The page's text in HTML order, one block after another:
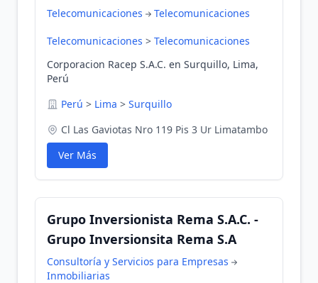
Telecomunicaciones Telecomunicaciones
Telecomunicaciones > Telecomunicaciones
Corporacion Racep S.A.C. en Surquillo, Lima,
Perú
Perú > Lima > Surquillo
Cl Las Gaviotas Nro 119 Pis 3 Ur Limatambo
Ver Más
Grupo Inversionista Rema S.A.C. -
Grupo Inversionsita Rema S.A
Consultoría y Servicios para Empresas
Inmobiliarias